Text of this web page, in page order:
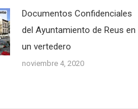
Documentos Confidenciales
del Ayuntamiento de Reus en
un vertedero
noviembre 4, 2020